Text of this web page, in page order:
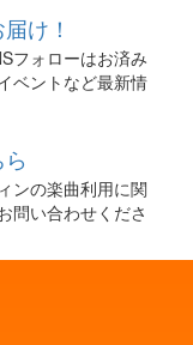
け！
フォローはお済み
ベントなど最新情
ンの楽曲利用に関
問い合わせくださ